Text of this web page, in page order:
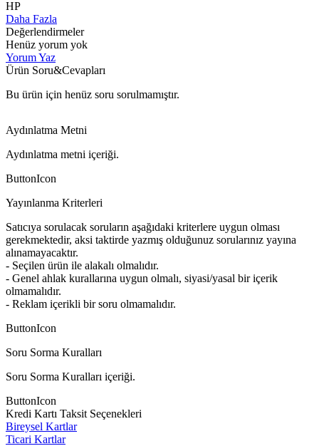
HP
Daha Fazla
Değerlendirmeler
Henüz yorum yok
Yorum Yaz
Ürün Soru&Cevapları
Bu ürün için henüz soru sorulmamıştır.
Aydınlatma Metni
Aydınlatma metni içeriği.
ButtonIcon
Yayınlanma Kriterleri
Satıcıya sorulacak soruların aşağıdaki kriterlere uygun olması
gerekmektedir, aksi taktirde yazmış olduğunuz sorularınız yayına
alınamayacaktır.
- Seçilen ürün ile alakalı olmalıdır.
- Genel ahlak kurallarına uygun olmalı, siyasi/yasal bir içerik
olmamalıdır.
- Reklam içerikli bir soru olmamalıdır.
ButtonIcon
Soru Sorma Kuralları
Soru Sorma Kuralları içeriği.
ButtonIcon
Kredi Kartı Taksit Seçenekleri
Bireysel Kartlar
Ticari Kartlar